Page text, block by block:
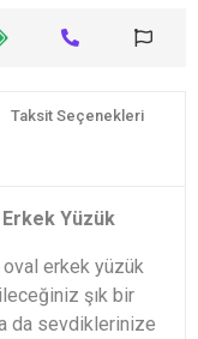
Taksit Seçenekleri
Erkek Yüzük
oval erkek yüzük
şık bir
da sevdiklerinize